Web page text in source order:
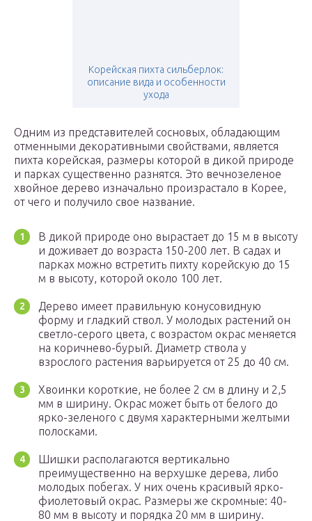
Корейская пихта сильберлок:
описание вида и особенности
ухода
Одним из представителей сосновых, обладающим
отменными декоративными свойствами, является
пихта корейская, размеры которой в дикой природе
и парках существенно разнятся. Это вечнозеленое
хвойное дерево изначально произрастало в Корее,
от чего и получило свое название.
В дикой природе оно вырастает до 15 м в высоту
и доживает до возраста 150-200 лет. В садах и
парках можно встретить пихту корейскую до 15
м в высоту, которой около 100 лет.
Дерево имеет правильную конусовидную
форму и гладкий ствол. У молодых растений он
светло-серого цвета, с возрастом окрас меняется
на коричнево-бурый. Диаметр ствола у
взрослого растения варьируется от 25 до 40 см.
Хвоинки короткие, не более 2 см в длину и 2,5
мм в ширину. Окрас может быть от белого до
ярко-зеленого с двумя характерными желтыми
полосками.
Шишки располагаются вертикально
преимущественно на верхушке дерева, либо
молодых побегах. У них очень красивый ярко-
фиолетовый окрас. Размеры же скромные: 40-
80 мм в высоту и порядка 20 мм в ширину.